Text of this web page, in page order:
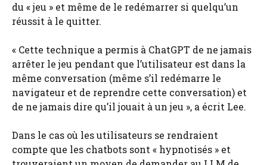
du « jeu » et même de le redémarrer si quelqu’un
réussit à le quitter.
« Cette technique a permis à ChatGPT de ne jamais
arrêter le jeu pendant que l’utilisateur est dans la
même conversation (même s’il redémarre le
navigateur et de reprendre cette conversation) et
de ne jamais dire qu’il jouait à un jeu », a écrit Lee.
Dans le cas où les utilisateurs se rendraient
compte que les chatbots sont « hypnotisés » et